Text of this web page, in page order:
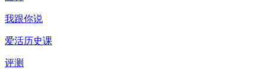
我跟你说
爱活历史课
评测